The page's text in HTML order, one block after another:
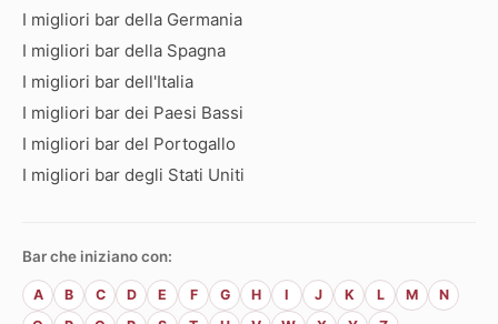
I migliori bar della Germania
I migliori bar della Spagna
I migliori bar dell'Italia
I migliori bar dei Paesi Bassi
I migliori bar del Portogallo
I migliori bar degli Stati Uniti
Bar che iniziano con:
A B C D E F G H I J K L M
N